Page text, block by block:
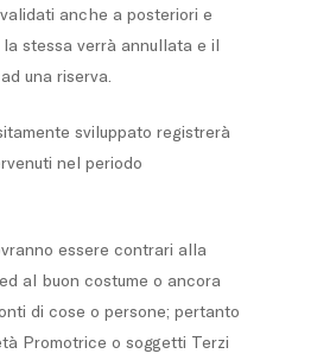
anche a posteriori e
stessa verrà annullata e il
una riserva.
sviluppato registrerà
nel periodo
essere contrari alla
al buon costume o ancora
di cose o persone; pertanto
Promotrice o soggetti Terzi